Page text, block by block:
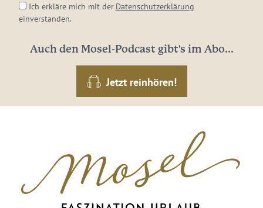
Ich erkläre mich mit der Datenschutzerklärung
einverstanden.
Auch den Mosel-Podcast gibt's im Abo...
Jetzt reinhören!